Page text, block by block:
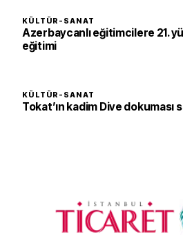
KÜLTÜR-SANAT
Azerbaycanlı eğitimcilere 21.
eğitimi
KÜLTÜR-SANAT
Tokat’ın kadim Dive dokuması